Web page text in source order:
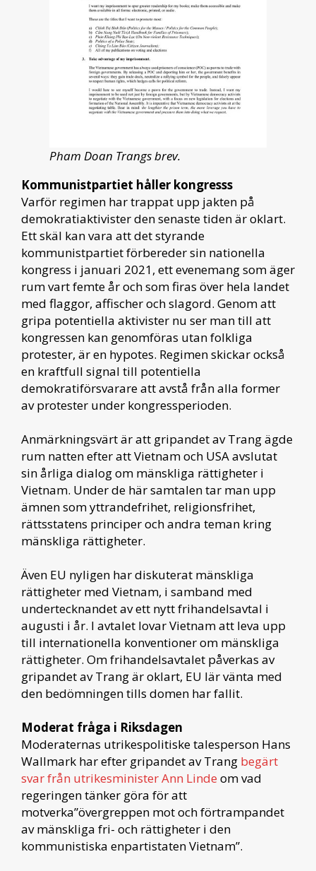
Pham Doan Trangs brev.
Kommunistpartiet håller kongresss
Varför regimen har trappat upp jakten på
demokratiaktivister den senaste tiden är oklart.
Ett skäl kan vara att det styrande
kommunistpartiet förbereder sin nationella
kongress i januari 2021, ett evenemang som äger
rum vart femte år och som firas över hela landet
med flaggor, affischer och slagord. Genom att
gripa potentiella aktivister nu ser man till att
kongressen kan genomföras utan folkliga
protester, är en hypotes. Regimen skickar också
en kraftfull signal till potentiella
demokratiförsvarare att avstå från alla former
av protester under kongressperioden.
Anmärkningsvärt är att gripandet av Trang ägde
rum natten efter att Vietnam och USA avslutat
sin årliga dialog om mänskliga rättigheter i
Vietnam. Under de här samtalen tar man upp
ämnen som yttrandefrihet, religionsfrihet,
rättsstatens principer och andra teman kring
mänskliga rättigheter.
Även EU nyligen har diskuterat mänskliga
rättigheter med Vietnam, i samband med
undertecknandet av ett nytt frihandelsavtal i
augusti i år. I avtalet lovar Vietnam att leva upp
till internationella konventioner om mänskliga
rättigheter. Om frihandelsavtalet påverkas av
gripandet av Trang är oklart, EU lär vänta med
den bedömningen tills domen har fallit.
Moderat fråga i Riksdagen
Moderaternas utrikespolitiske talesperson Hans
Wallmark har efter gripandet av Trang begärt
svar från utrikesminister Ann Linde om vad
regeringen tänker göra för att
motverka”övergreppen mot och förtrampandet
av mänskliga fri- och rättigheter i den
kommunistiska enpartistaten Vietnam”.